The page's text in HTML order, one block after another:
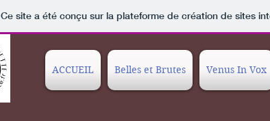
Ce site a été conçu sur la plateforme de création de sites
ACCUEIL Belles et Brutes Venus In Vox